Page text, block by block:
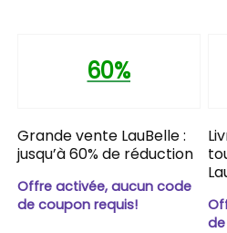
60%
Grande vente LauBelle :
jusqu’à 60% de réduction
Offre activée, aucun code
de coupon requis!